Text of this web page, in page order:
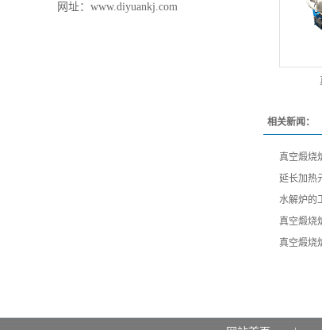
网址：www.diyuankj.com
相关新闻：
真空煅烧
延长加热
水解炉的
真空煅烧
真空煅烧